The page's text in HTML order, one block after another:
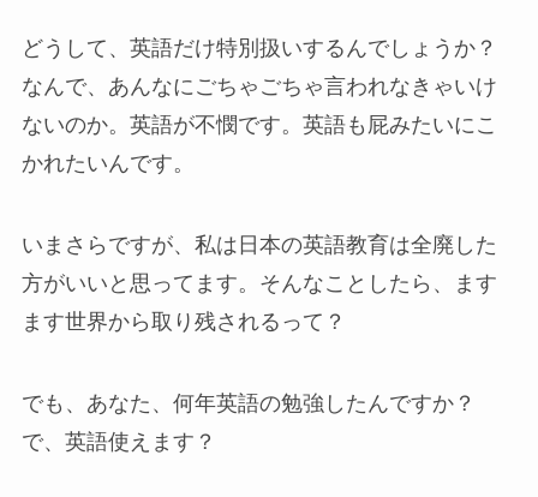
どうして、英語だけ特別扱いするんでしょうか？
なんで、あんなにごちゃごちゃ言われなきゃいけ
ないのか。英語が不憫です。英語も屁みたいにこ
かれたいんです。
いまさらですが、私は日本の英語教育は全廃した
方がいいと思ってます。そんなことしたら、ます
ます世界から取り残されるって？
でも、あなた、何年英語の勉強したんですか？
で、英語使えます？